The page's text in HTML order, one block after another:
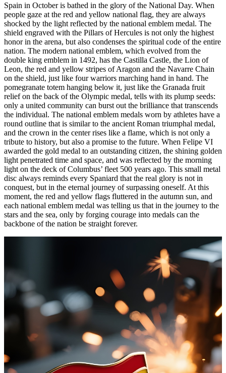
Spain in October is bathed in the glory of the National Day. When
people gaze at the red and yellow national flag, they are always
shocked by the light reflected by the national emblem medal. The
shield engraved with the Pillars of Hercules is not only the highest
honor in the arena, but also condenses the spiritual code of the entire
nation. The modern national emblem, which evolved from the
double king emblem in 1492, has the Castilla Castle, the Lion of
Leon, the red and yellow stripes of Aragon and the Navarre Chain
on the shield, just like four warriors marching hand in hand. The
pomegranate totem hanging below it, just like the Granada fruit
relief on the back of the Olympic medal, tells with its plump seeds:
only a united community can burst out the brilliance that transcends
the individual. The national emblem medals worn by athletes have a
round outline that is similar to the ancient Roman triumphal medal,
and the crown in the center rises like a flame, which is not only a
tribute to history, but also a promise to the future. When Felipe VI
awarded the gold medal to an outstanding citizen, the shining golden
light penetrated time and space, and was reflected by the morning
light on the deck of Columbus’ fleet 500 years ago. This small metal
disc always reminds every Spaniard that the real glory is not in
conquest, but in the eternal journey of surpassing oneself. At this
moment, the red and yellow flags fluttered in the autumn sun, and
each national emblem medal was telling us that in the journey to the
stars and the sea, only by forging courage into medals can the
backbone of the nation be straight forever.